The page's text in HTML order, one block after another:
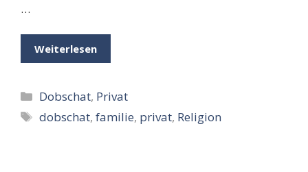
…
Weiterlesen
Kategorien
Dobschat, Privat
Schlagwörter
dobschat,familie, privat, Religion